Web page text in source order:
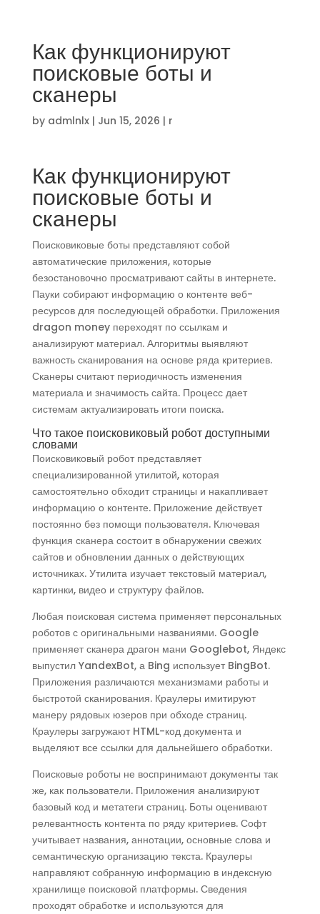
Как функционируют
поисковые боты и
сканеры
by admlnlx| Jun 15, 2026 | r
Как функционируют
поисковые боты и
сканеры
Поисковиковые боты представляют собой
автоматические приложения, которые
безостановочно просматривают сайты в интернете.
Пауки собирают информацию о контенте веб-
ресурсов для последующей обработки. Приложения
dragon money переходят по ссылкам и
анализируют материал. Алгоритмы выявляют
важность сканирования на основе ряда критериев.
Сканеры считают периодичность изменения
материала и значимость сайта. Процесс дает
системам актуализировать итоги поиска.
Что такое поисковиковый робот доступными
словами
Поисковиковый робот представляет
специализированной утилитой, которая
самостоятельно обходит страницы и накапливает
информацию о контенте. Приложение действует
постоянно без помощи пользователя. Ключевая
функция сканера состоит в обнаружении свежих
сайтов и обновлении данных о действующих
источниках. Утилита изучает текстовый материал,
картинки, видео и структуру файлов.
Любая поисковая система применяет персональных
роботов с оригинальными названиями. Google
применяет сканера драгон мани Googlebot, Яндекс
выпустил YandexBot, а Bing использует BingBot.
Приложения различаются механизмами работы и
быстротой сканирования. Краулеры имитируют
манеру рядовых юзеров при обходе страниц.
Краулеры загружают HTML-код документа и
выделяют все ссылки для дальнейшего обработки.
Поисковые роботы не воспринимают документы так
же, как пользователи. Приложения анализируют
базовый код и метатеги страниц. Боты оценивают
релевантность контента по ряду критериев. Софт
учитывает названия, аннотации, основные слова и
семантическую организацию текста. Краулеры
направляют собранную информацию в индексную
хранилище поисковой платформы. Сведения
проходят обработке и используются для